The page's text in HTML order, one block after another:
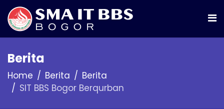
Berita
Home Berita
Berita
SIT BBS Bogor Berqurban